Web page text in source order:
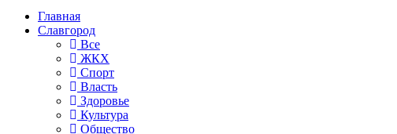
Главная
Славгород
Все
ЖКХ
Спорт
Власть
Здоровье
Культура
Общество